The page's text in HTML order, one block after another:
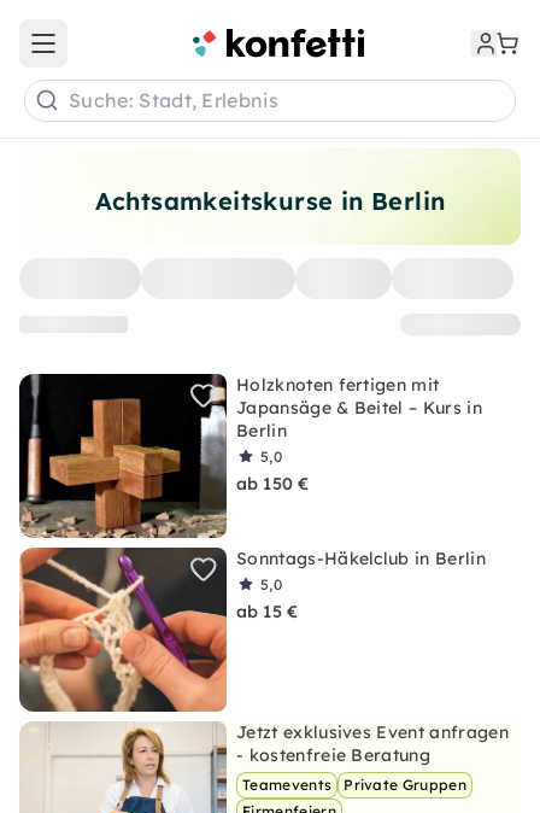
Achtsamkeitskurse in Berlin
Holzknoten fertigen mit
Japansäge & Beitel – Kurs in
Berlin
5,0
ab 150 €
Sonntags-Häkelclub in Berlin
5,0
ab 15 €
Jetzt exklusives Event anfragen
- kostenfreie Beratung
Teamevents
Private Gruppen
Open main menu
Suche: Stadt, Erlebnis